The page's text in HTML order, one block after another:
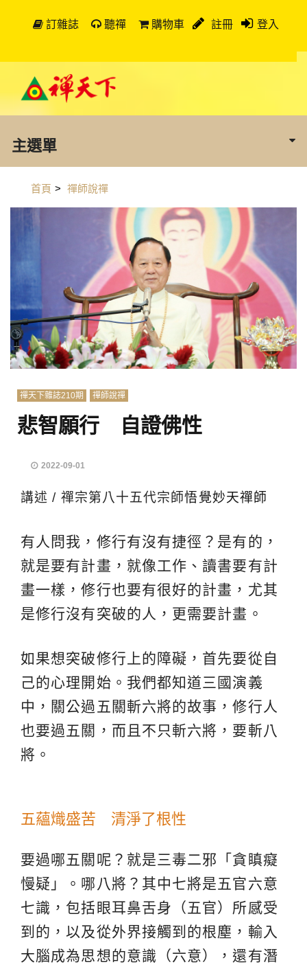
訂雜誌 聽禪 購物車 註冊 登入
主選單
首頁 > 禪師說禪
禪天下雜誌210期 禪師說禪
悲智願行 自證佛性
2022-09-01
講述 / 禪宗第八十五代宗師悟覺妙天禪師
有人問我，修行有沒有捷徑？是有的，
就是要有計畫，就像工作、讀書要有計
畫一樣，修行也要有很好的計畫，尤其
是修行沒有突破的人，更需要計畫。
如果想突破修行上的障礙，首先要從自
己的心理開始。我們都知道三國演義
中，關公過五關斬六將的故事，修行人
也要過五關，而且不只斬六將，要斬八
將。
五蘊熾盛苦 清淨了根性
要過哪五關呢？就是三毒二邪「貪瞋癡
慢疑」。哪八將？其中七將是五官六意
七識，包括眼耳鼻舌身（五官）所感受
到的，以及從外界接觸到的根塵，輸入
大腦成為思想的意識（六意），還有潛